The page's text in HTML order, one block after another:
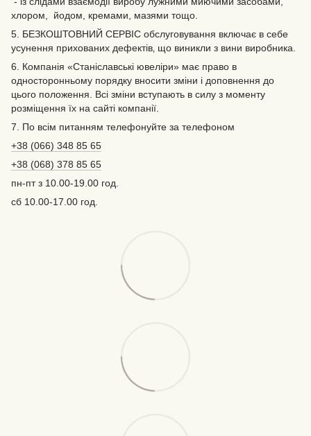
хлором, йодом, кремами, мазями тощо.
5. БЕЗКОШТОВНИЙ СЕРВІС обслуговування включає в себе
усунення прихованих дефектів‚ що виникли з вини виробника.
6. Компанія «Станіславські ювеліри» має право в
односторонньому порядку вносити зміни і доповнення до
цього положення. Всі зміни вступають в силу з моменту
розміщення їх на сайті компанії.
7. По всім питанням телефонуйте за телефоном
+38 (066) 348 85 65
+38 (068) 378 85 65
пн-пт з 10.00-19.00 год.
сб 10.00-17.00 год.